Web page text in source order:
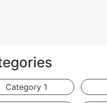
Category 1